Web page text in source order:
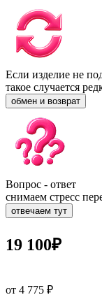
Если изделие не
такое случается
обмен и возврат
Вопрос - ответ
снимаем стресс
отвечаем тут
19 100₽
от 4 775 ₽